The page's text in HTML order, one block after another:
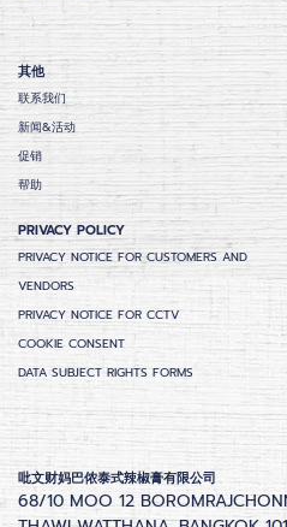
其他
联系我们
新闻&活动
促销
帮助
PRIVACY POLICY
PRIVACY NOTICE FOR CUSTOMERS AND
VENDORS
PRIVACY NOTICE FOR CCTV
COOKIE CONSENT
DATA SUBJECT RIGHTS FORMS
吡文财妈巴侬泰式辣椒膏有限公司
68/10 MOO 12